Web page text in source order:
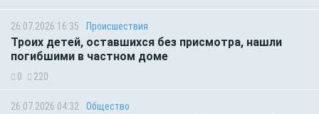
26.07.2026 16:35 Происшествия
Троих детей, оставшихся без присмотра, нашли
погибшими в частном доме
0 220
26.07.2026 04:32 Общество